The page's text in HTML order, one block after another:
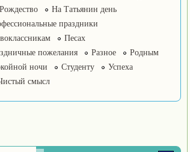
На Татьянин день
праздники
Песах
пожелания Разное
Родным
ночи Студенту
Успеха
смысл